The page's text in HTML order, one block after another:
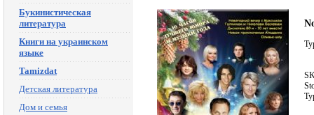
Букинистическая
литература
Книги на украинском
языке
Tamizdat
Детская литература
Дом и семья